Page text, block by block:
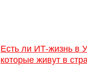
Есть ли ИТ-жизнь в
которые живут в